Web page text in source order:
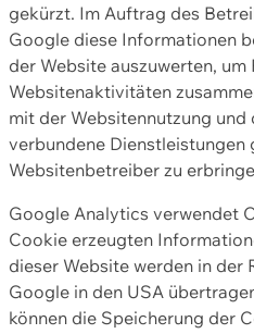
gekürzt. Im Auftrag des
Google diese Informationen
der Website auszuwerten,
Websitenaktivitäten
mit der Websitennutzung
verbundene Dienstleistungen
Websitenbetreiber zu
Google Analytics verwendet
Cookie erzeugten
dieser Website werden in der
Google in den USA
können die Speicherung der